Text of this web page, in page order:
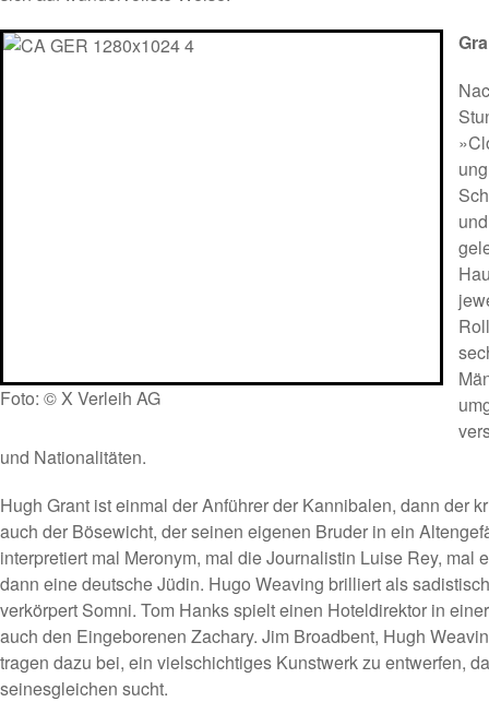
Foto: © X Verleih AG
und Nationalitäten.
Hugh Grant ist einmal der Anführer der Kannibalen, dann der
auch der Bösewicht, der seinen eigenen Bruder in ein
interpretiert mal Meronym, mal die Journalistin Luise Rey, mal
dann eine deutsche Jüdin. Hugo Weaving brilliert als
verkörpert Somni. Tom Hanks spielt einen Hoteldirektor in
auch den Eingeborenen Zachary. Jim Broadbent, Hugh
tragen dazu bei, ein vielschichtiges Kunstwerk zu entwerfen,
seinesgleichen sucht.